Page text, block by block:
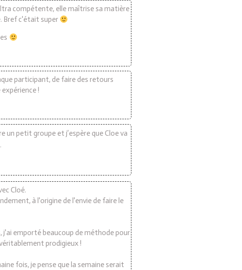
compétente, elle maîtrise sa matière
Bref c'était super
participant, de faire des retours
!
un petit groupe et j’espère que Cloe va
Cloé.
à l'origine de l'envie de faire le
j'ai emporté beaucoup de méthode pour
prodigieux !
fois, je pense que la semaine serait